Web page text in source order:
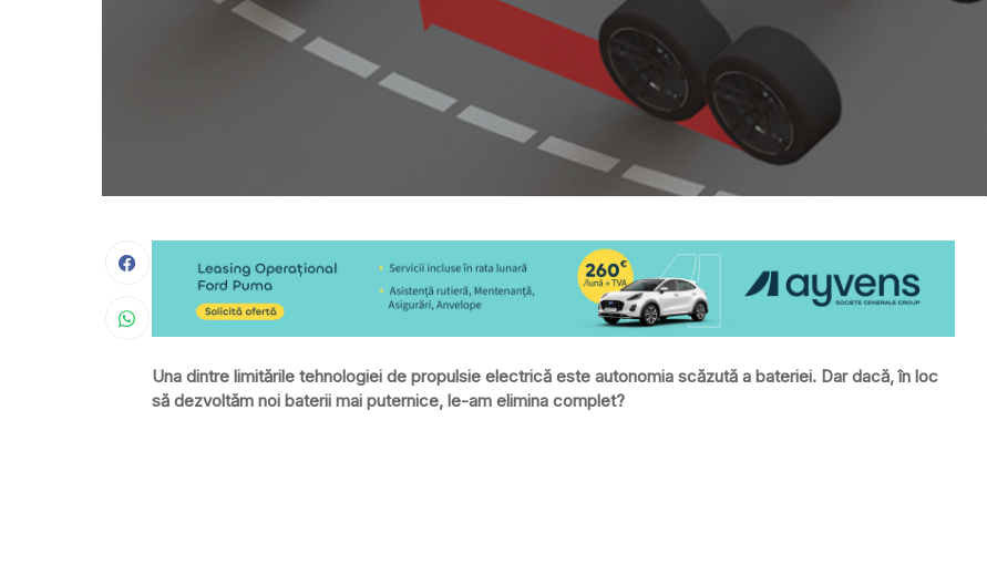
Una dintre limitările tehnologiei de propulsie electrică este autonomia scăzută a bateriei. Dar dacă, în loc
să dezvoltăm noi baterii mai puternice, le-am elimina complet?